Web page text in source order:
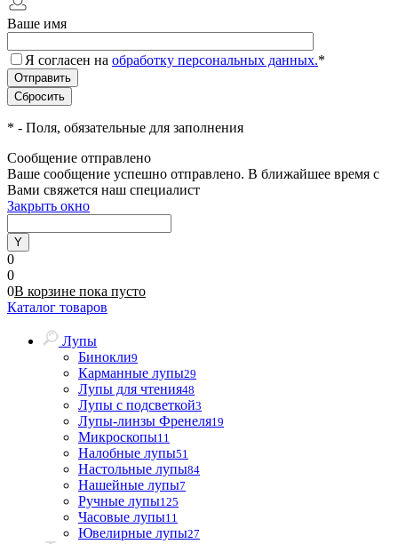
Ваше имя
Я согласен на обработку персональных данных.*
* - Поля, обязательные для заполнения
Сообщение отправлено
Ваше сообщение успешно отправлено. В ближайшее время с
Вами свяжется наш специалист
Закрыть окно
0
0
0В корзине пока пусто
Каталог товаров
Лупы
Бинокли9
Карманные лупы29
Лупы для чтения48
Лупы с подсветкой3
Лупы-линзы Френеля19
Микроскопы11
Налобные лупы51
Настольные лупы84
Нашейные лупы7
Ручные лупы125
Часовые лупы11
Ювелирные лупы27